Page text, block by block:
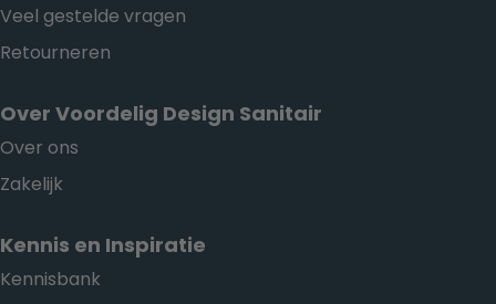
Veel gestelde vragen
Retourneren
Over Voordelig Design Sanitair
Over ons
Zakelijk
Kennis en Inspiratie
Kennisbank